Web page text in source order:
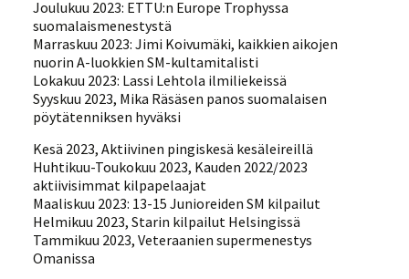
Joulukuu 2023: ETTU:n Europe Trophyssa
suomalaismenestystä
Marraskuu 2023: Jimi Koivumäki, kaikkien aikojen
nuorin A-luokkien SM-kultamitalisti
Lokakuu 2023: Lassi Lehtola ilmiliekeissä
Syyskuu 2023, Mika Räsäsen panos suomalaisen
pöytätenniksen hyväksi
Kesä 2023, Aktiivinen pingiskesä kesäleireillä
Huhtikuu-Toukokuu 2023, Kauden 2022/2023
aktiivisimmat kilpapelaajat
Maaliskuu 2023: 13-15 Junioreiden SM kilpailut
Helmikuu 2023, Starin kilpailut Helsingissä
Tammikuu 2023, Veteraanien supermenestys
Omanissa